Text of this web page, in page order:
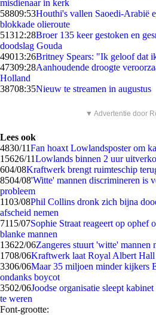
misdienaar in kerk
58809:53Houthi's vallen Saoedi-Arabië
blokkade olieroute
51312:28Broer 135 keer gestoken en
doodslag Gouda
49013:26Britney Spears: "Ik geloof dat
47309:28Aanhoudende droogte
Holland
38708:35Nieuw te streamen in augustus
▼ Advertentie door
Lees ook
4830/11Fan hoaxt Lowlandsposter om
15626/11Lowlands binnen 2 uur
604/08Kraftwerk brengt ruimteschip
8504/08'Witte' mannen discrimineren is
probleem
1103/08Phil Collins dronk zich bijna
afscheid nemen
7115/07Sophie Straat reageert op ophef
blanke mannen
13622/06Zangeres stuurt 'witte' mannen
1708/06Kraftwerk laat Royal Albert Hall
3306/06Maar 35 miljoen minder kijkers
ondanks boycot
3502/06Joodse organisatie sleept
te weren
Font-grootte: